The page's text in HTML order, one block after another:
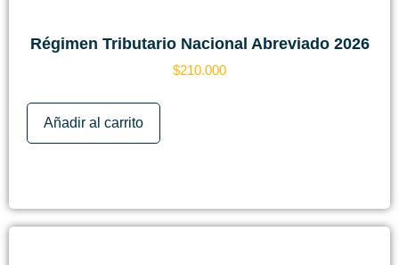
Régimen Tributario Nacional Abreviado 2026
$210.000
Añadir al carrito